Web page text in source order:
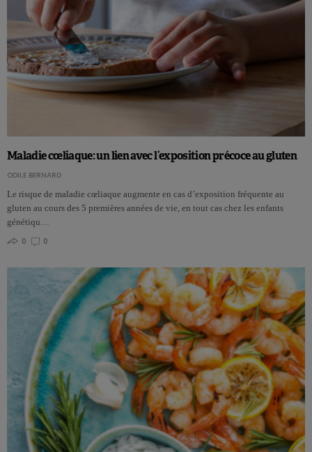
Maladie cœliaque: un lien avec l’exposition précoce au gluten
ODILE BERNARD
Le risque de maladie cœliaque augmente en cas d’exposition fréquente au
gluten au cours des 5 premières années de vie, en tout cas chez les enfants
génétiqu…
0
0